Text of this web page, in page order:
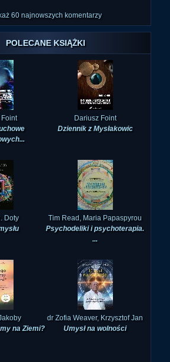
60 najnowszych komentarzy
POLECANE KSIĄŻKI
Dariusz Foint
Dziennik z Mysłakowic
Doty
Tim Read, Maria Papaspyrou
Psychodeliki i psychoterapia.
...
na Ziemi?
dr Zofia Weaver, Krzysztof Jan
Umysł na wolności